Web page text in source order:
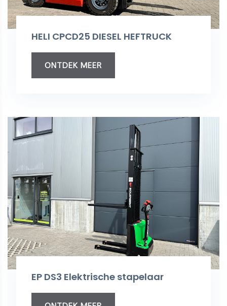
HELI CPCD25 DIESEL HEFTRUCK
ONTDEK MEER
EP DS3 Elektrische stapelaar